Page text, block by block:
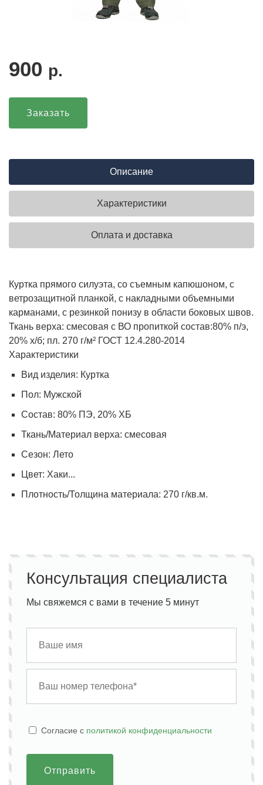
900 р.
Заказать
Описание
Характеристики
Оплата и доставка
Куртка прямого силуэта, со съемным капюшоном, с
ветрозащитной планкой, с накладными объемными
карманами, с резинкой понизу в области боковых швов.
Ткань верха: смесовая с ВО пропиткой состав:80% п/э,
20% х/б; пл. 270 г/м² ГОСТ 12.4.280-2014
Характеристики
Вид изделия: Куртка
Пол: Мужской
Состав: 80% ПЭ, 20% ХБ
Ткань/Материал верха: смесовая
Сезон: Лето
Цвет: Хаки...
Плотность/Толщина материала: 270 г/кв.м.
Консультация специалиста
Мы свяжемся с вами в течение 5 минут
Cогласие с политикой конфиденциальности
Отправить